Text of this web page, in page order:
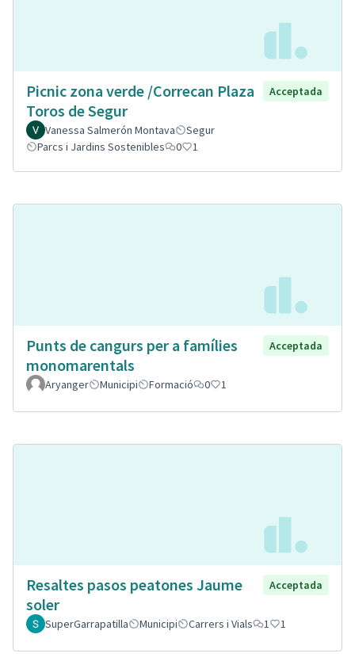
Picnic zona verde /Correcan Plaza
Toros de Segur
Acceptada
Vanessa Salmerón Montava
Segur
Parcs i Jardins Sostenibles
0 1
Punts de cangurs per a famílies
monomarentals
Acceptada
Aryanger Municipi Formació 0 1
Resaltes pasos peatones Jaume
soler
Acceptada
SuperGarrapatilla Municipi Carrers i Vials 1 1